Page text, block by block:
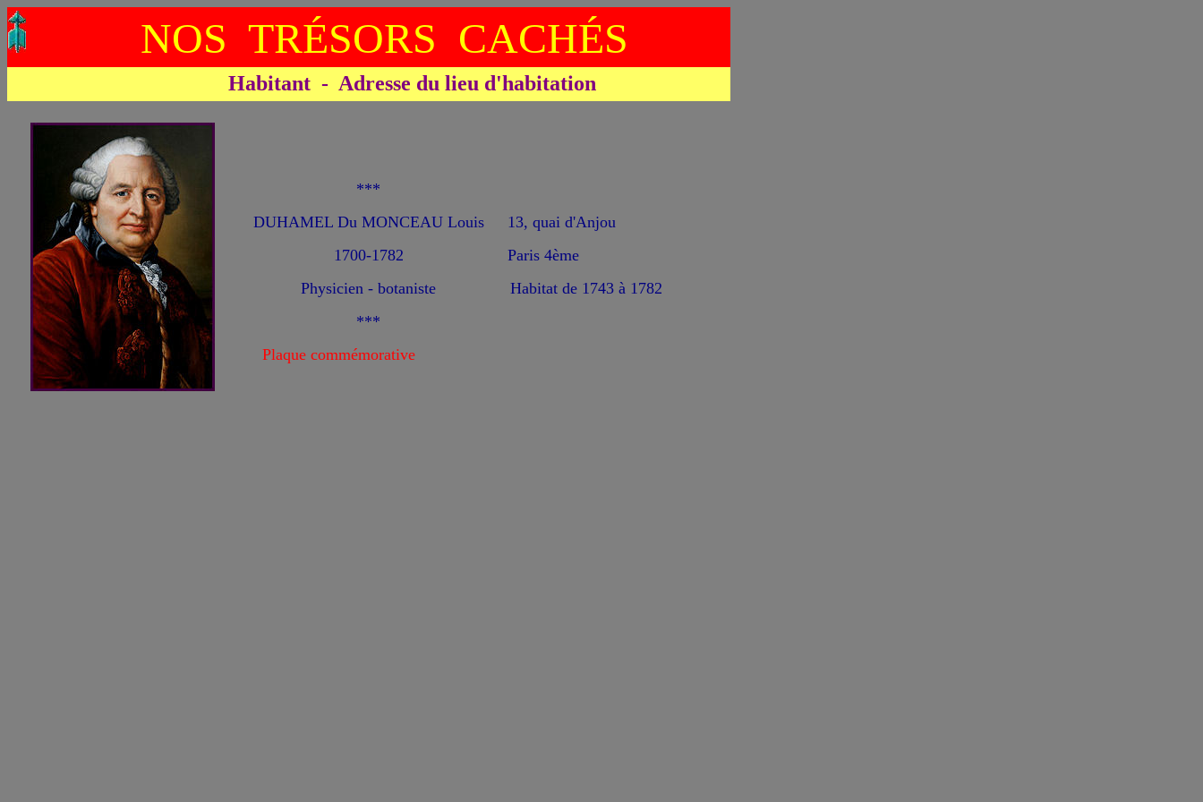
NOS TRÉSORS CACHÉS
Habitant - Adresse du lieu d'habitation
***
DUHAMEL Du MONCEAU Louis
1700-1782
Physicien - botaniste
***
Plaque commémorative
13, quai d'Anjou
Paris 4ème
Habitat de 1743 à 1782